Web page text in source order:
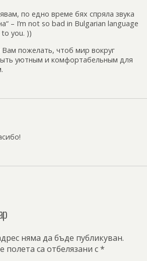
по едно време бях спряла звука
– I’m not so bad in Bulgarian language
you. ))
пожелать, чтоб мир вокруг
уютным и комфортабельным для
няма да бъде публикуван.
полета са отбелязани с*